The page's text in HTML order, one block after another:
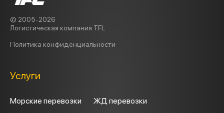
© 2005-2026
Логистическая компания TFL
Политика конфиденциальности
Услуги
Морские перевозки ЖД перевозки